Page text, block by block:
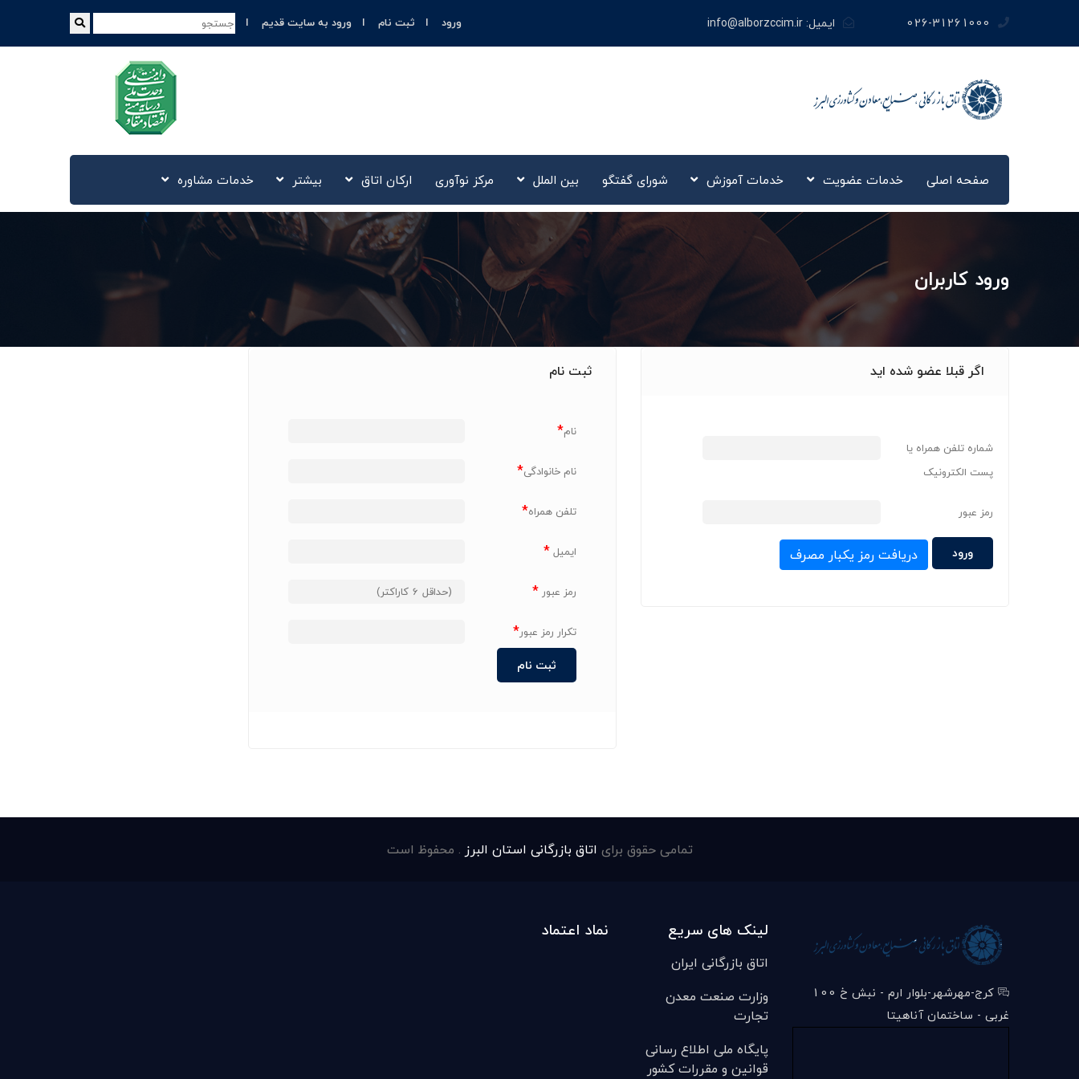
026-31261000 ایمیل:info@alborzccim.ir ورود ثبت نام ورود به سایت قدیم
صفحه اصلی خدمات عضویت خدمات آموزش شورای گفتگو بین الملل مرکز نوآوری‌ ارکان اتاق بیشتر خدمات مشاوره
ورود کاربران
اگر قبلا عضو شده اید
شماره تلفن همراه یا
پست الکترونیک
رمز عبور
دریافت رمز یکبار مصرف
ثبت نام
نام*
نام خانوادگی*
تلفن همراه*
ایمیل*
رمز عبور*
تکرار رمز عبور*
تمامی حقوق برای اتاق بازرگانی استان البرز . محفوظ است
کرج-مهرشهر-بلوار ارم - نبش خ 100
غربی - ساختمان آناهیتا
لینک های سریع
اتاق بازرگانی ایران
وزارت صنعت معدن
تجارت
پایگاه ملی اطلاع رسانی
قوانین و مقررات کشور
نماد اعتماد